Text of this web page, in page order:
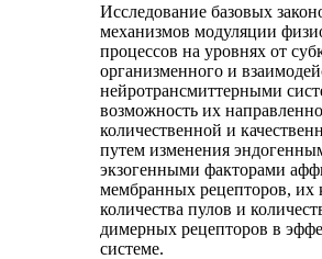
Исследование базовых
механизмов модуляции
процессов на уровнях от
организменного и
нейротрансмиттерными
возможность их
количественной и
путем изменения
экзогенными факторами
мембранных рецепторов, их
количества пулов и
димерных рецепторов в
системе.